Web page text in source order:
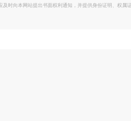
及时向本网站提出书面权利通知，并提供身份证明、权